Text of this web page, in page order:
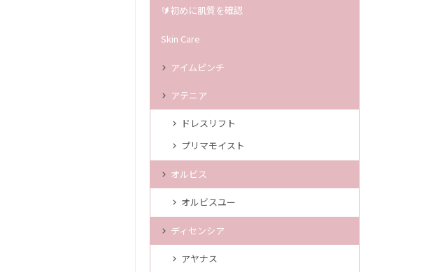
🔰初めに肌質を確認
Skin Care
アイムピンチ
アテニア
ドレスリフト
プリマモイスト
オルビス
オルビスユー
ディセンシア
アヤナス